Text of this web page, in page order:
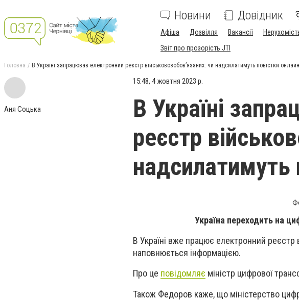
Новини Довідник
Афіша Дозвілля Вакансії
Звіт про прозорість JTI
Головна В Україні запрацював електронний реєстр військовозобов’язаних: чи надсилатимуть повістки онлайн
Аня Соцька
15:48, 4 жовтня 2023 р.
В Україні
реєстр
надсилатимуть
Україна переходить на
В Україні вже працює електронний реєстр
наповнюється інформацією.
Про це повідомляє міністр цифрової
Також Федоров каже, що міністерство